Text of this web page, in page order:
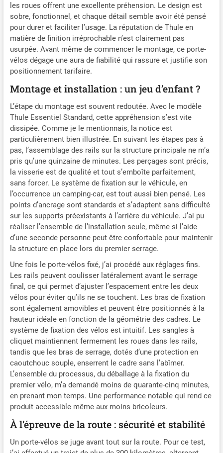
les roues offrent une excellente préhension. Le design est
sobre, fonctionnel, et chaque détail semble avoir été pensé
pour durer et faciliter l’usage. La réputation de Thule en
matière de finition irréprochable n’est clairement pas
usurpée. Avant même de commencer le montage, ce porte-
vélos dégage une aura de fiabilité qui rassure et justifie son
positionnement tarifaire.
Montage et installation : un jeu d’enfant ?
L’étape du montage est souvent redoutée. Avec le modèle
Thule Essentiel Standard, cette appréhension s’est vite
dissipée. Comme je le mentionnais, la notice est
particulièrement bien illustrée. En suivant les étapes pas à
pas, l’assemblage des rails sur la structure principale ne m’a
pris qu’une quinzaine de minutes. Les perçages sont précis,
la visserie est de qualité et tout s’emboîte parfaitement,
sans forcer. Le système de fixation sur le véhicule, en
l’occurrence un camping-car, est tout aussi bien pensé. Les
points d’ancrage sont standards et s’adaptent sans difficulté
sur les supports préexistants à l’arrière du véhicule. J’ai pu
réaliser l’ensemble de l’installation seule, même si l’aide
d’une seconde personne peut être confortable pour maintenir
la structure en place lors du premier serrage.
Une fois le porte-vélos fixé, j’ai procédé aux réglages fins.
Les rails peuvent coulisser latéralement avant le serrage
final, ce qui permet d’ajuster l’espacement entre les deux
vélos pour éviter qu’ils ne se touchent. Les bras de fixation
sont également amovibles et peuvent être positionnés à la
hauteur idéale en fonction de la géométrie des cadres. Le
système de fixation des vélos est intuitif. Les sangles à
cliquet maintiennent fermement les roues dans les rails,
tandis que les bras de serrage, dotés d’une protection en
caoutchouc souple, enserrent le cadre sans l’abîmer.
L’ensemble du processus, du déballage à la fixation du
premier vélo, m’a demandé moins de quarante-cinq minutes,
en prenant mon temps. Une performance notable qui rend ce
produit accessible même aux moins bricoleurs.
À l’épreuve de la route : sécurité et stabilité
Un porte-vélos se juge avant tout sur la route. Pour ce test,